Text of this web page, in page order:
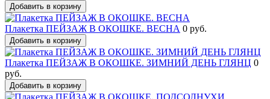
Добавить в корзину
Плакетка ПЕЙЗАЖ В ОКОШКЕ. ВЕСНА 0 руб.
Добавить в корзину
Плакетка ПЕЙЗАЖ В ОКОШКЕ. ЗИМНИЙ ДЕНЬ ГЛЯНЦ 0
руб.
Добавить в корзину